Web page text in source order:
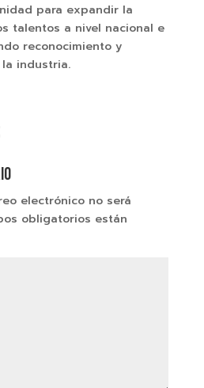
para expandir la
talentos a nivel nacional e
reconocimiento y
industria.
electrónico no será
obligatorios están